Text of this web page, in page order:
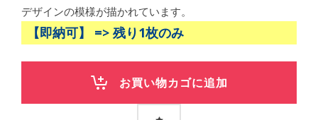
で
し
た。
¥19,800
で
す。
デザインの模様が描かれています。
【即納可】 => 残り1枚のみ
お買い物カゴに追加